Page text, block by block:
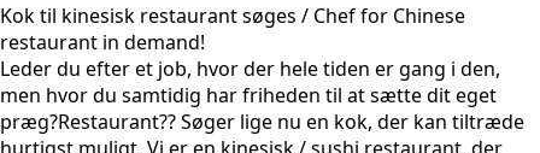
Kok til kinesisk restaurant søges / Chef for Chinese
restaurant in demand!
Leder du efter et job, hvor der hele tiden er gang i den,
men hvor du samtidig har friheden til at sætte dit eget
præg?Restaurant?? Søger lige nu en kok, der kan tiltræde